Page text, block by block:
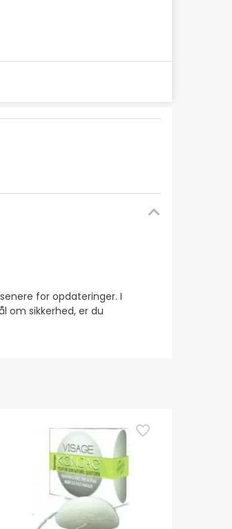
for opdateringer. I
om sikkerhed, er du